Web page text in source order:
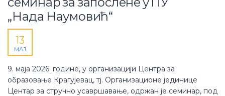
„Нада Наумовић“
13
МАЈ
9. маја 2026. године, у организацији Центра за
образовање Крагујевац, тј. Организационе јединице
Центар за стручно усавршавање, одржан је семинар, под